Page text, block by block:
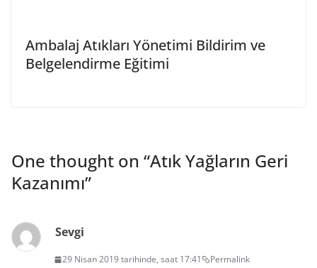
Ambalaj Atıkları Yönetimi Bildirim ve
Belgelendirme Eğitimi
One thought on “Atık Yağların Geri
Kazanımı”
Sevgi
29 Nisan 2019 tarihinde, saat 17:41 Permalink